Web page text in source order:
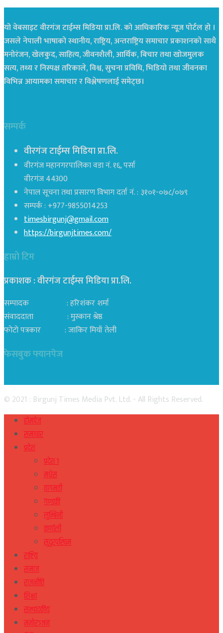
यो वेबसाइट वीरगंज टाईम्स मिडिया प्रा.लि. को आधिकारिक न्यूज पोर्टल हो ।
जसले नेपाली भाषाको स्थानीय, राष्ट्रिय, अन्तराष्ट्रिय समाचार प्रकाशनको साथै
मनोरंजन, खेलकुद, साहित्य, जीवनशैली, आर्थिक, बिचार तथा खोजमुलक
सत्य, तथ्य र निस्पक्ष तरिकाले, विश्व, सुचना प्रविधि, भिडियो तथा जीवनका
विभिन्न आयामका समाचार र विश्लेषणलाई समेट्छ।
सम्पर्क
वीरगंज टाईम्स मिडिया प्रा.लि.
वीरगंज महानगरपालिका वडा नं. १६, पर्सा
वीरगंज 44300
नेपाल सूचना तथा प्रसारण विभाग दर्ता नं. : ३१०१-०७८/०७९
सम्पर्क : +977-9855014253
timesbirgunj@gmail.com
https://birgunjtimes.com/
हाम्रो टिम
प्रकाशक : वीरगंज टाईम्स मिडिया प्रा‍.लि.
सम्पादक : हरिशंकर शर्मा
संवाददाता : मुस्कान श्रेष्ठ
फोटो पत्रकार : जाकिर मियाँ तेली
फेसबुक फ्यानपेज
© 2021 : Birgunj Times Media Pvt. Ltd. - All Rights Reserved.
होमपेज
समाचार
प्रदेश
प्रदेश १
मधेस
वागमती
गण्डकी
लुम्बिनी
कर्णाली
सुदुरपस्चिम
राष्ट्रिय
समाज
राजनीति
शिक्षा
सम्पादकीय
मनोरञ्जन